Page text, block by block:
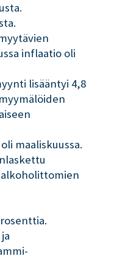
inflaatio oli
lisääntyi 4,8
maaliskuussa.